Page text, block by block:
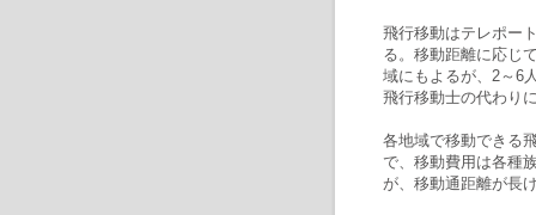
飛行移動はテレポー
る。移動距離に応じ
域にもよるが、2～6
飛行移動士の代わり
各地域で移動できる
で、移動費用は各種
が、移動通距離が長